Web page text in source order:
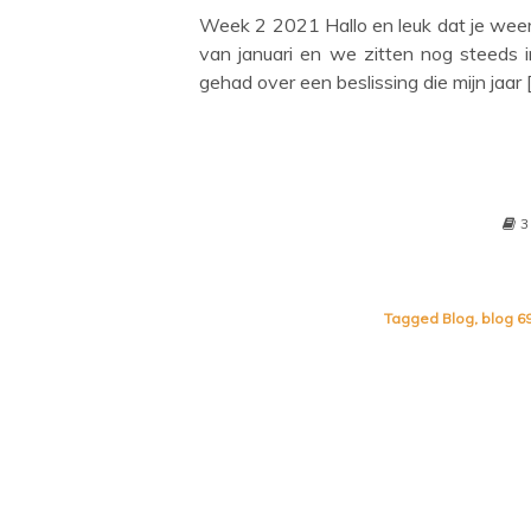
Week 2 2021 Hallo en leuk dat je
van januari en we zitten nog steeds
gehad over een beslissing die mijn jaar
Tagged Blog, blog